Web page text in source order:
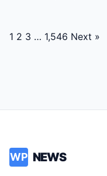
Posts
1 2 3 … 1,546 Next »
WP NEWS